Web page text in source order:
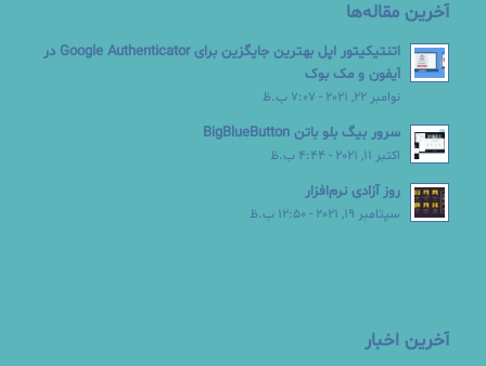
آخرین مقاله‌ها
اتنتیکیتور اپل بهترین جایگزین برای Google Authenticator در
آیفون و مک بوک
نوامبر 22, 2021 - 7:07 ب.ظ
سرور بیگ بلو باتن BigBlueButton
اکتبر 11, 2021 - 4:44 ب.ظ
روز آزادی نرم‌افزار
سپتامبر 19, 2021 - 12:50 ب.ظ
آخرین اخبار